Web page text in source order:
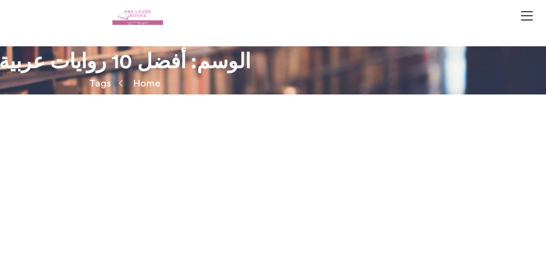
الوسم:أفضل 10 روايات عربية
Home
Tags